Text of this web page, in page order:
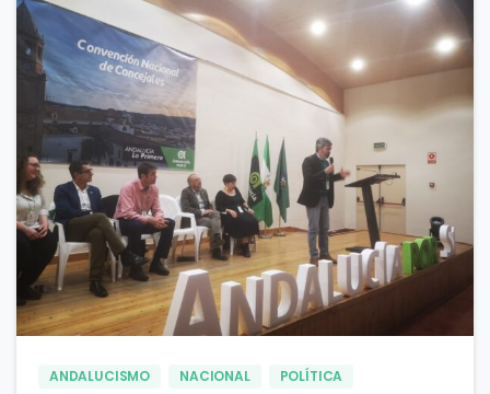
0
ANDALUCISMO NACIONAL POLÍTICA